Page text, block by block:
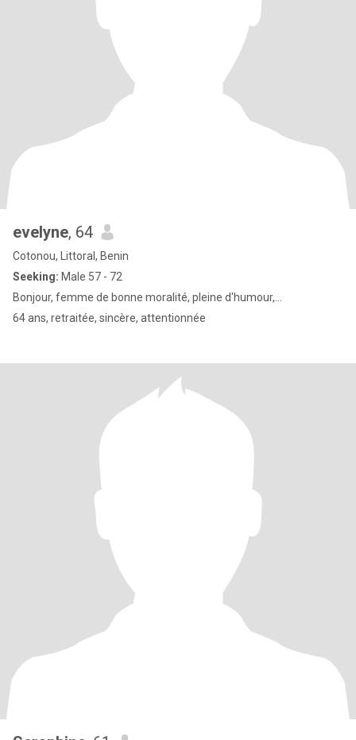
evelyne, 64
Cotonou, Littoral, Benin
Seeking: Male 57 - 72
Bonjour, femme de bonne moralité, pleine d'humour,...
64 ans, retraitée, sincère, attentionnée